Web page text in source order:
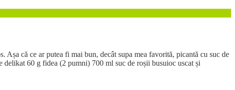
Așa că ce ar putea fi mai bun, decât supa mea favorită, picantă cu suc de
60 g fidea (2 pumni) 700 ml suc de roșii busuioc uscat și